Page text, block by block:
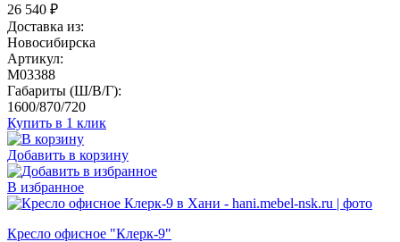
26 540 ₽
Доставка из:
Новосибирска
Артикул:
M03388
Габариты (Ш/В/Г):
1600/870/720
Купить в 1 клик
Добавить в корзину
В избранное
Кресло офисное "Клерк-9"